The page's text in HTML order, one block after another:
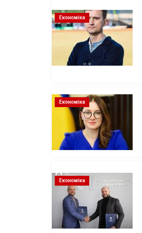
Економіка
Економіка
Економіка